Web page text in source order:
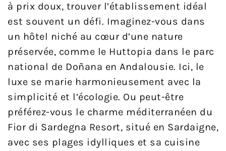
à prix doux, trouver l’établissement idéal
est souvent un défi. Imaginez-vous dans
un hôtel niché au cœur d’une nature
préservée, comme le Huttopia dans le parc
national de Doñana en Andalousie. Ici, le
luxe se marie harmonieusement avec la
simplicité et l’écologie. Ou peut-être
préférez-vous le charme méditerranéen du
Fior di Sardegna Resort, situé en Sardaigne,
avec ses plages idylliques et sa cuisine